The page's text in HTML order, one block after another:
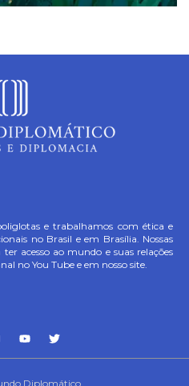
e trabalhamos com ética e
no Brasil e em Brasília. Nossas
acesso ao mundo e suas relações
no You Tube e em nosso site.
Diplomático